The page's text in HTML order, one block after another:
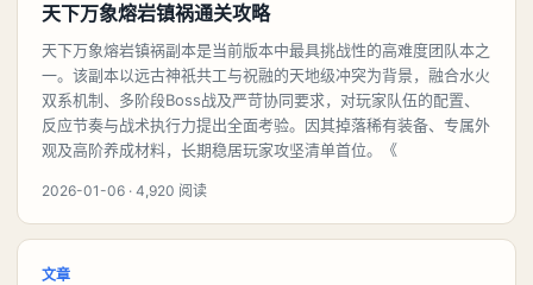
天下万象熔岩镇祸通关攻略
天下万象熔岩镇祸副本是当前版本中最具挑战性的高难度团队本之
一。该副本以远古神祇共工与祝融的天地级冲突为背景，融合水火
双系机制、多阶段Boss战及严苛协同要求，对玩家队伍的配置、
反应节奏与战术执行力提出全面考验。因其掉落稀有装备、专属外
观及高阶养成材料，长期稳居玩家攻坚清单首位。《
2026-01-06 · 4,920 阅读
文章